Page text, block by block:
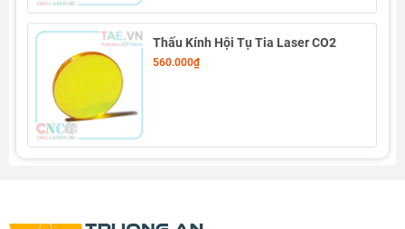
Thấu Kính Hội Tụ Tia Laser CO2
560.000₫